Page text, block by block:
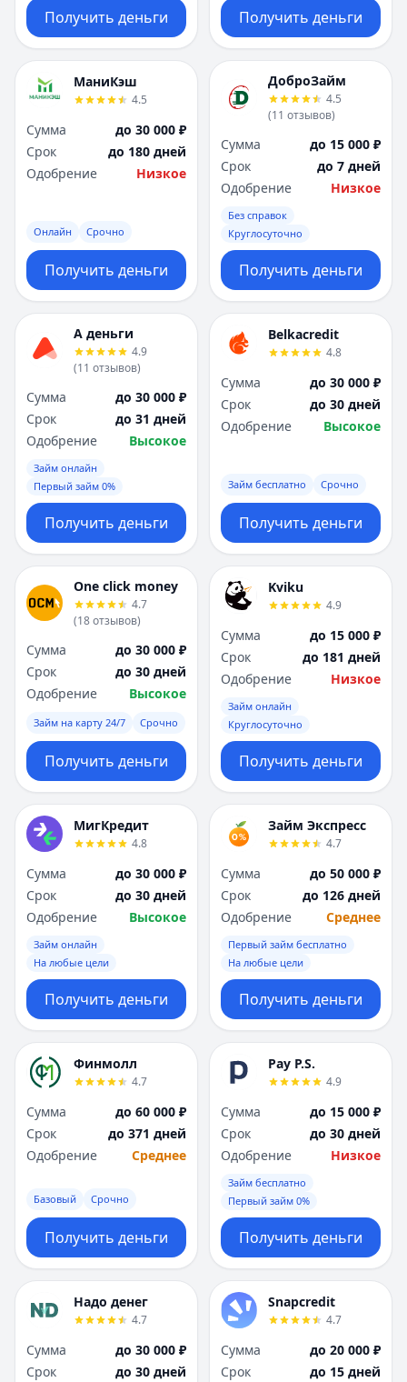
Получить деньги Получить деньги
МаниКэш
4.5
Сумма
до 30 000 ₽
Срок
до 180 дней
Одобрение
Низкое
Онлайн Срочно
Получить деньги
ДоброЗайм
4.5
(11 отзывов)
Сумма
до 15 000 ₽
Срок
до 7 дней
Одобрение
Низкое
Без справок
Круглосуточно
Получить деньги
А деньги
4.9
(11 отзывов)
Сумма
до 30 000 ₽
Срок
до 31 дней
Одобрение
Высокое
Займ онлайн
Первый займ 0%
Получить деньги
Belkacredit
4.8
Сумма
до 30 000 ₽
Срок
до 30 дней
Одобрение
Высокое
Займ бесплатно Срочно
Получить деньги
One click money
4.7
(18отзывов)
Сумма
до 30 000 ₽
Срок
до 30 дней
Одобрение
Высокое
Займ на карту 24/7 Срочно
Получить деньги
Kviku
4.9
Сумма
до 15 000 ₽
Срок
до 181 дней
Одобрение
Низкое
Займ онлайн
Круглосуточно
Получить деньги
МигКредит
4.8
Сумма
до 30 000 ₽
Срок
до 30 дней
Одобрение
Высокое
Займ онлайн
На любые цели
Получить деньги
Займ Экспресс
4.7
Сумма
до 50 000 ₽
Срок
до 126 дней
Одобрение
Среднее
Первый займ бесплатно
На любые цели
Получить деньги
Финмолл
4.7
Сумма
до 60 000 ₽
Срок
до 371 дней
Одобрение
Среднее
Базовый Срочно
Получить деньги
Pay P.S.
4.9
Сумма
до 15 000 ₽
Срок
до 30 дней
Одобрение
Низкое
Займ бесплатно
Первый займ 0%
Получить деньги
Надо денег
4.7
Сумма
до 30 000 ₽
Срок
до 30 дней
Snapcredit
4.7
Сумма
до 20 000 ₽
Срок
до 15 дней